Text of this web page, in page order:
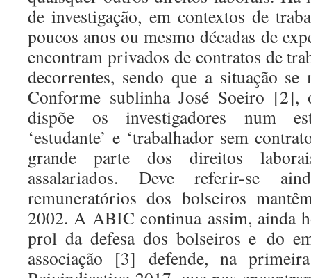
de investigação, em contextos de
poucos anos ou mesmo décadas de
encontram privados de contratos de
decorrentes, sendo que a situação se
Conforme sublinha José Soeiro [2],
dispõe os investigadores num
‘estudante’ e ‘trabalhador sem
grande parte dos direitos
assalariados. Deve referir-se
remuneratórios dos bolseiros
2002. A ABIC continua assim, ainda
prol da defesa dos bolseiros e do
associação [3] defende, na